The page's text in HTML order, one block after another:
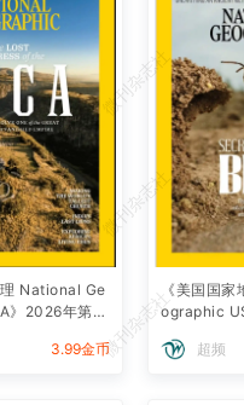
理 National Ge
》2026年第6
3.99金币
《美国国
ographic
超频
微刊杂志社
微刊杂志社
微刊杂志社